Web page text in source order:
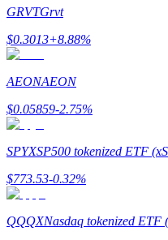
Đối tác Bitrue
Lên đến 65% hoa hồng!
Giới thiệu
Mời một người bạn để
GRVTGrvt
$0.3013+8.88%
AEONAEON
$0.05859-2.75%
SPYXSP500 tokenized ETF
$773.53-0.32%
QQQXNasdaq tokenized ETF